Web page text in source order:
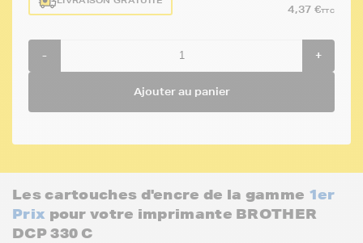
4,37 €TTC
- +
Ajouter au panier
Les cartouches d'encre de la gamme 1er
Prix pour votre imprimante BROTHER
DCP 330 C